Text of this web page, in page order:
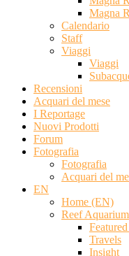
Magna
Calendario
Staff
Viaggi
Viaggi
Recensioni
Acquari del mese
I Reportage
Nuovi Prodotti
Forum
Fotografia
Fotografia
Acquari del
EN
Home (EN)
Reef Aquarium
Travels
Insight